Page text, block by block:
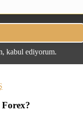
kabul ediyorum.